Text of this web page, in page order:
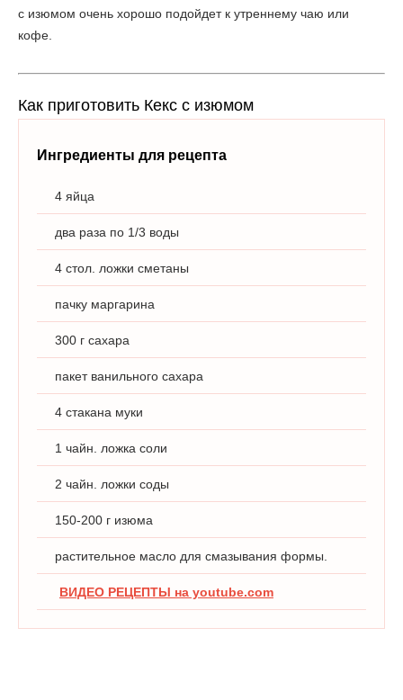
с изюмом очень хорошо подойдет к утреннему чаю или
кофе.
Как приготовить Кекс с изюмом
Ингредиенты для рецепта
4 яйца
два раза по 1/3 воды
4 стол. ложки сметаны
пачку маргарина
300 г сахара
пакет ванильного сахара
4 стакана муки
1 чайн. ложка соли
2 чайн. ложки соды
150-200 г изюма
растительное масло для смазывания формы.
ВИДЕО РЕЦЕПТЫ на youtube.com